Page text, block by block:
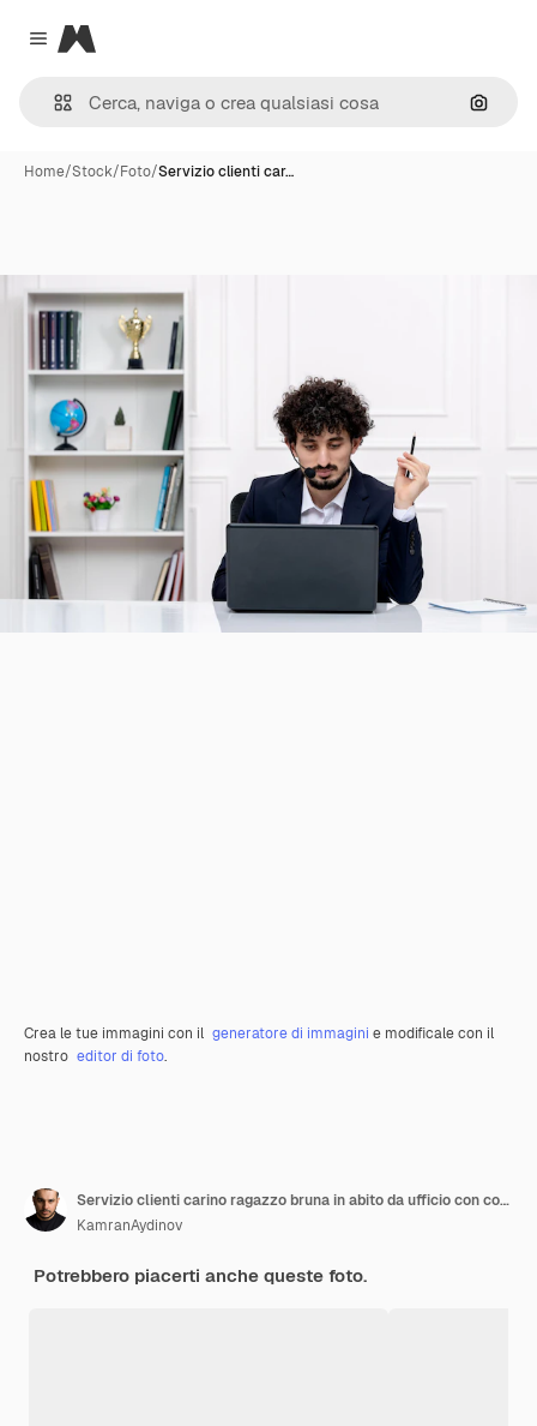
Close menu
Magnific
Cerca
Home/Stock/Foto/Servizio clienti car…
Crea le tue immagini con il generatore di immagini e modificale con il
nostro editor di foto.
Servizio clienti carino ragazzo bruna in abito da ufficio con computer e auricolare tenendo la penna
KamranAydinov
Potrebbero piacerti anche queste foto.